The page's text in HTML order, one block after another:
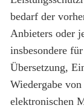
bedarf der
Anbieters oder
insbesondere
Übersetzung,
Wiedergabe
elektronischen